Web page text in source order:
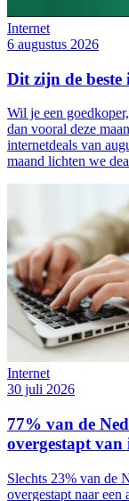
Internet
6 augustus 2026
Dit zijn de beste
Wil je een
dan vooral deze
internetdeals van
maand lichten we
Internet
30 juli 2026
77% van de
overgestapt
Slechts 23% van de
overgestapt naar